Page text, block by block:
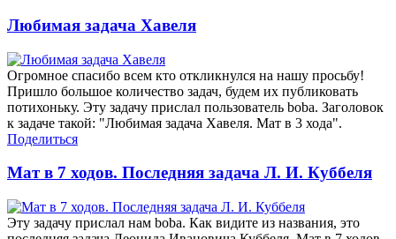
Любимая задача Хавеля
Огромное спасибо всем кто откликнулся на нашу просьбу!
Пришло большое количество задач, будем их публиковать
потихоньку. Эту задачу прислал пользователь boba. Заголовок
к задаче такой: "Любимая задача Хавеля. Мат в 3 хода".
Поделиться
Мат в 7 ходов. Последняя задача Л. И. Куббеля
Эту задачу прислал нам boba. Как видите из названия, это